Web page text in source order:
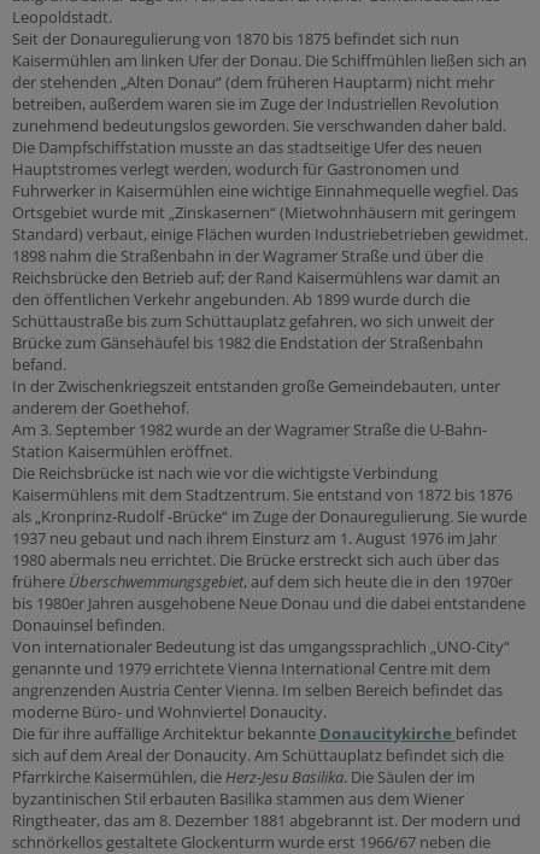
Leopoldstadt.
Seit der Donauregulierung von 1870 bis 1875 befindet sich nun
Kaisermühlen am linken Ufer der Donau. Die Schiffmühlen ließen sich an
der stehenden „Alten Donau“ (dem früheren Hauptarm) nicht mehr
betreiben, außerdem waren sie im Zuge der Industriellen Revolution
zunehmend bedeutungslos geworden. Sie verschwanden daher bald.
Die Dampfschiffstation musste an das stadtseitige Ufer des neuen
Hauptstromes verlegt werden, wodurch für Gastronomen und
Fuhrwerker in Kaisermühlen eine wichtige Einnahmequelle wegfiel. Das
Ortsgebiet wurde mit „Zinskasernen“ (Mietwohnhäusern mit geringem
Standard) verbaut, einige Flächen wurden Industriebetrieben gewidmet.
1898 nahm die Straßenbahn in der Wagramer Straße und über die
Reichsbrücke den Betrieb auf; der Rand Kaisermühlens war damit an
den öffentlichen Verkehr angebunden. Ab 1899 wurde durch die
Schüttaustraße bis zum Schüttauplatz gefahren, wo sich unweit der
Brücke zum Gänsehäufel bis 1982 die Endstation der Straßenbahn
befand.
In der Zwischenkriegszeit entstanden große Gemeindebauten, unter
anderem der Goethehof.
Am 3. September 1982 wurde an der Wagramer Straße die U-Bahn-
Station Kaisermühlen eröffnet.
Die Reichsbrücke ist nach wie vor die wichtigste Verbindung
Kaisermühlens mit dem Stadtzentrum. Sie entstand von 1872 bis 1876
als „Kronprinz-Rudolf -Brücke“ im Zuge der Donauregulierung. Sie wurde
1937 neu gebaut und nach ihrem Einsturz am 1. August 1976 im Jahr
1980 abermals neu errichtet. Die Brücke erstreckt sich auch über das
frühere Überschwemmungsgebiet, auf dem sich heute die in den 1970er
bis 1980er Jahren ausgehobene Neue Donau und die dabei entstandene
Donauinsel befinden.
Von internationaler Bedeutung ist das umgangssprachlich „UNO-City“
genannte und 1979 errichtete Vienna International Centre mit dem
angrenzenden Austria Center Vienna. Im selben Bereich befindet das
moderne Büro- und Wohnviertel Donaucity.
Die für ihre auffällige Architektur bekannte Donaucitykirche befindet
sich auf dem Areal der Donaucity. Am Schüttauplatz befindet sich die
Pfarrkirche Kaisermühlen, dieHerz-Jesu Basilika. Die Säulen der im
byzantinischen Stil erbauten Basilika stammen aus dem Wiener
Ringtheater, das am 8. Dezember 1881 abgebrannt ist. Der modern und
schnörkellos gestaltete Glockenturm wurde erst 1966/67 neben die